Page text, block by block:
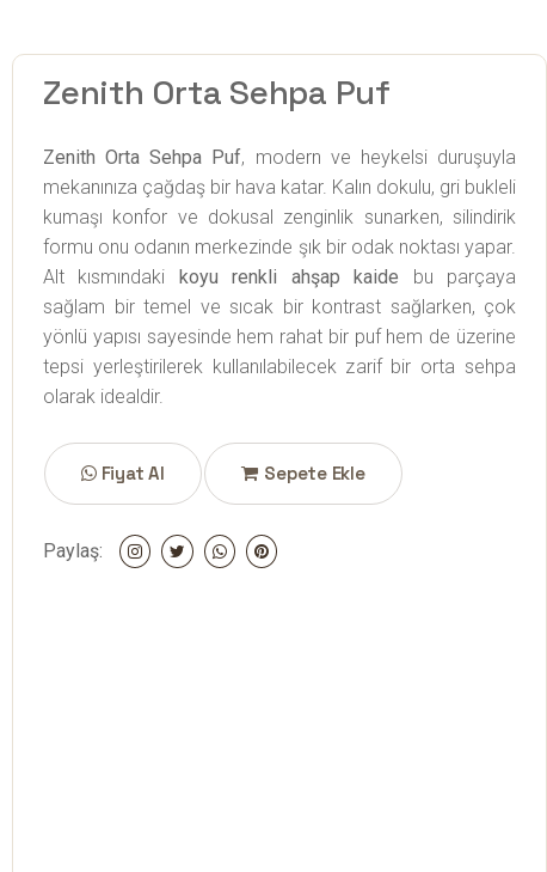
Zenith Orta Sehpa Puf
Zenith Orta Sehpa Puf, modern ve heykelsi duruşuyla
mekanınıza çağdaş bir hava katar. Kalın dokulu, gri bukleli
kumaşı konfor ve dokusal zenginlik sunarken, silindirik
formu onu odanın merkezinde şık bir odak noktası yapar.
Alt kısmındaki koyu renkli ahşap kaide bu parçaya
sağlam bir temel ve sıcak bir kontrast sağlarken, çok
yönlü yapısı sayesinde hem rahat bir puf hem de üzerine
tepsi yerleştirilerek kullanılabilecek zarif bir orta sehpa
olarak idealdir.
Fiyat Al Sepete Ekle
Paylaş: